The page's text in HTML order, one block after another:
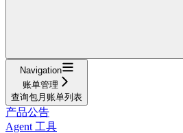
Navigation
账单管理
查询包月账单列表
产品公告
Agent 工具